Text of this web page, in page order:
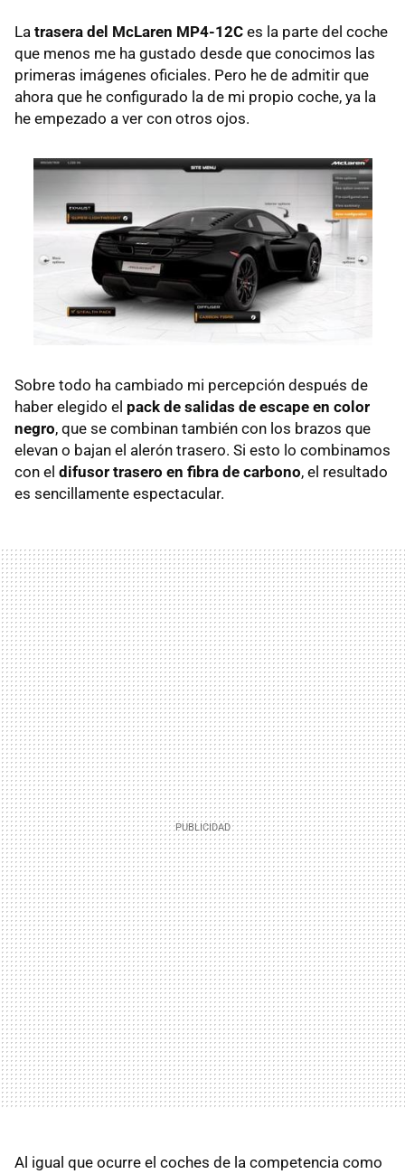
La trasera del McLaren MP4-12C es la parte del coche
que menos me ha gustado desde que conocimos las
primeras imágenes oficiales. Pero he de admitir que
ahora que he configurado la de mi propio coche, ya la
he empezado a ver con otros ojos.
Sobre todo ha cambiado mi percepción después de
haber elegido el pack de salidas de escape en color
negro, que se combinan también con los brazos que
elevan o bajan el alerón trasero. Si esto lo combinamos
con el difusor trasero en fibra de carbono, el resultado
es sencillamente espectacular.
Al igual que ocurre el coches de la competencia como